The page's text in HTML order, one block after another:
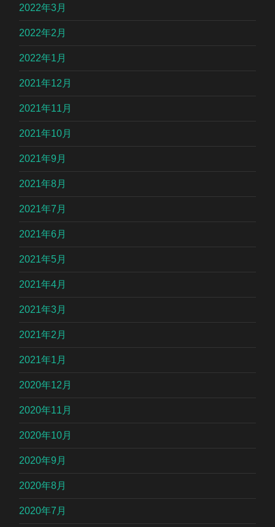
2022年3月
2022年2月
2022年1月
2021年12月
2021年11月
2021年10月
2021年9月
2021年8月
2021年7月
2021年6月
2021年5月
2021年4月
2021年3月
2021年2月
2021年1月
2020年12月
2020年11月
2020年10月
2020年9月
2020年8月
2020年7月